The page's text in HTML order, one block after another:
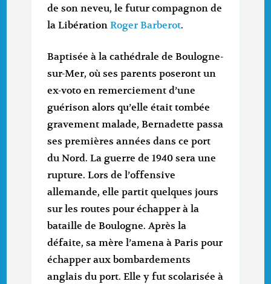
de son neveu, le futur compagnon de
la LibérationRoger Barberot.
Baptisée à la cathédrale de Boulogne-
sur-Mer, où ses parents poseront un
ex-voto en remerciement d’une
guérison alors qu’elle était tombée
gravement malade, Bernadette passa
ses premières années dans ce port
du Nord. La guerre de 1940 sera une
rupture. Lors de l’offensive
allemande, elle partit quelques jours
sur les routes pour échapper à la
bataille de Boulogne. Après la
défaite, sa mère l’amena à Paris pour
échapper aux bombardements
anglais du port. Elle y fut scolarisée à